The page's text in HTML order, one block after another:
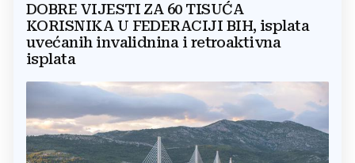
DOBRE VIJESTI ZA 60 TISUĆA
KORISNIKA U FEDERACIJI BIH, isplata
uvećanih invalidnina i retroaktivna
isplata